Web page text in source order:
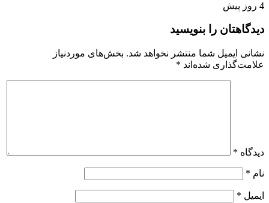
4 روز پیش
دیدگاهتان را بنویسید
نشانی ایمیل شما منتشر نخواهد شد. بخش‌های موردنیاز
علامت‌گذاری شده‌اند *
دیدگاه *
نام *
ایمیل *